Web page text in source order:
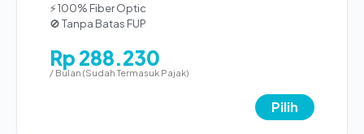
⚡ 100% Fiber Optic
🚫 Tanpa Batas FUP
Rp 288.230
/ Bulan (Sudah Termasuk Pajak)
Pilih